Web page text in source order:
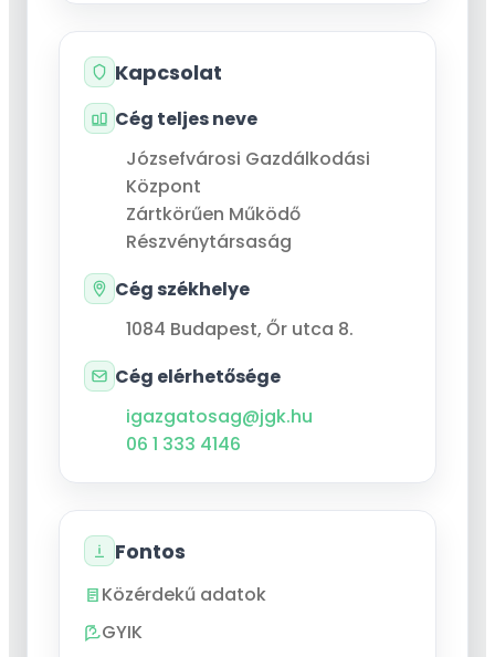
Kapcsolat
Cég teljes neve
Józsefvárosi Gazdálkodási
Központ
Zártkörűen Működő
Részvénytársaság
Cég székhelye
1084 Budapest, Őr utca 8.
Cég elérhetősége
igazgatosag@jgk.hu
06 1 333 4146
Fontos
Közérdekű adatok
GYIK